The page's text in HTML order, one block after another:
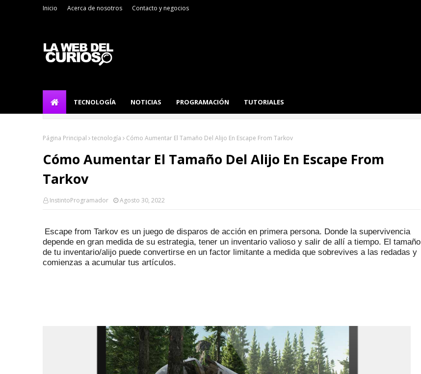
Inicio Acerca de nosotros Contacto y negocios
TECNOLOGÍA NOTICIAS PROGRAMACIÓN TUTORIALES
Página Principal tecnología Cómo Aumentar El Tamaño Del Alijo En Escape From Tarkov
Cómo Aumentar El Tamaño Del Alijo En Escape From
Tarkov
InstintoProgramador Agosto 30, 2022
Escape from Tarkov es un juego de disparos de acción en primera persona. Donde la supervivencia
depende en gran medida de su estrategia, tener un inventario valioso y salir de allí a tiempo. El tamaño
de tu inventario/alijo puede convertirse en un factor limitante a medida que sobrevives a las redadas y
comienzas a acumular tus artículos.